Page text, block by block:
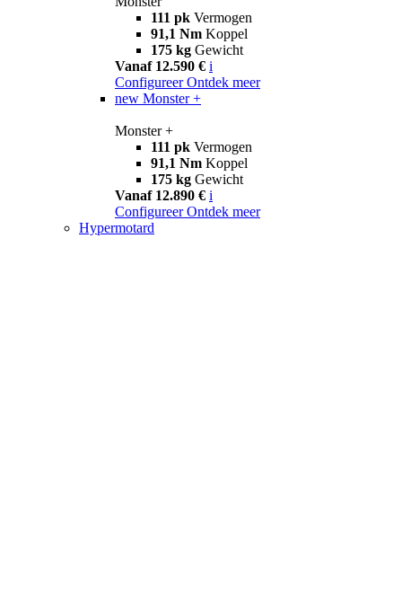
111 pk Vermogen
91,1 Nm Koppel
175 kg Gewicht
Vanaf 12.590 € i
Configureer Ontdek meer
new Monster +
Monster +
111 pk Vermogen
91,1 Nm Koppel
175 kg Gewicht
Vanaf 12.890 € i
Configureer Ontdek meer
Hypermotard